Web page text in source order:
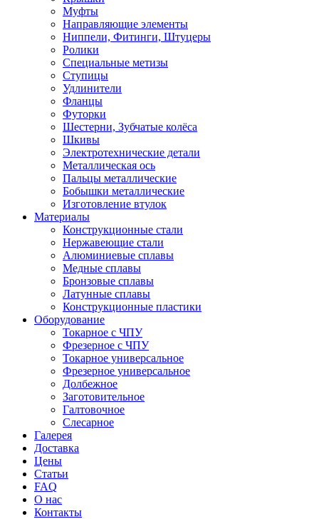
Муфты
Направляющие элементы
Ниппели, Фитинги, Штуцеры
Ролики
Специальные метизы
Ступицы
Удлинители
Фланцы
Футорки
Шестерни, Зубчатые колёса
Шкивы
Электротехнические детали
Металлическая ось
Пальцы металлические
Бобышки металлические
Изготовление втулок
Материалы
Конструкционные стали
Нержавеющие стали
Алюминиевые сплавы
Медные сплавы
Бронзовые сплавы
Латунные сплавы
Конструкционные пластики
Оборудование
Токарное c ЧПУ
Фрезерное c ЧПУ
Токарное универсальное
Фрезерное универсальное
Долбежное
Заготовительное
Галтовочное
Слесарное
Галерея
Доставка
Цены
Статьи
FAQ
О нас
Контакты